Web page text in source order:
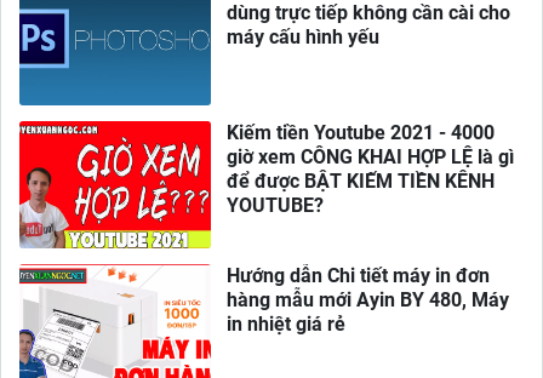
dùng trực tiếp không cần cài cho
máy cấu hình yếu
Kiếm tiền Youtube 2021 - 4000
giờ xem CÔNG KHAI HỢP LỆ là gì
để được BẬT KIẾM TIỀN KÊNH
YOUTUBE?
Hướng dẫn Chi tiết máy in đơn
hàng mẫu mới Ayin BY 480, Máy
in nhiệt giá rẻ